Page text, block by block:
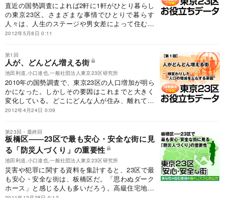
直近の国勢調査によれば2軒に1軒がひとり暮らし
の東京23区。さまざまな事情でひとりで暮らす
人々は、人生のステージや男女差によって住む街
の傾向がまったく異なる。どの街にどんなひとり
2012年5月8日 0:11
第1回
人が、どんどん増える街
池田利道,小口達也,一般社団法人東京23区研究所
2010年の国勢調査で、東京23区の人口増加が明ら
かになった。しかしその要因はこれまでと大きく
変化している。どこにどんな人が住み、離れてい
くのか。それはどんなビジネスチャンスにつなが
2012年4月24日 0:09
第23回・最終回
板橋区――23区で最も安心・安全な街に見
る「防災人づくり」の重要性
池田利道,小口達也,一般社団法人東京23区研究所
災害や犯罪に関する資料を集計すると、23区で最
も安心・安全な街は、板橋区だ。「思わぬダーク
ホース」と感じる人も多いだろう。高級住宅地を